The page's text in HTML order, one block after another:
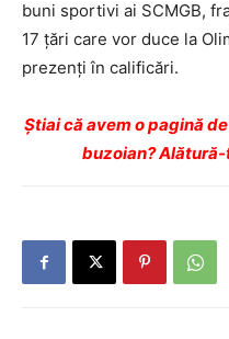
buni sportivi ai SCMGB,
17 ţări care vor duce la
prezenţi în calificări.
Ştiai că avem o pagină
buzoian?